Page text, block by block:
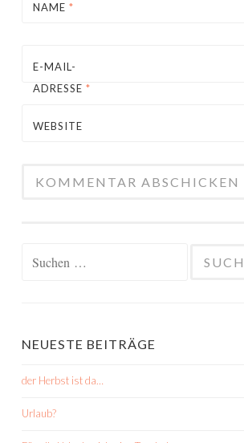
NAME *
E-MAIL-
ADRESSE *
WEBSITE
NEUESTE BEITRÄGE
der Herbst ist da…
Urlaub?